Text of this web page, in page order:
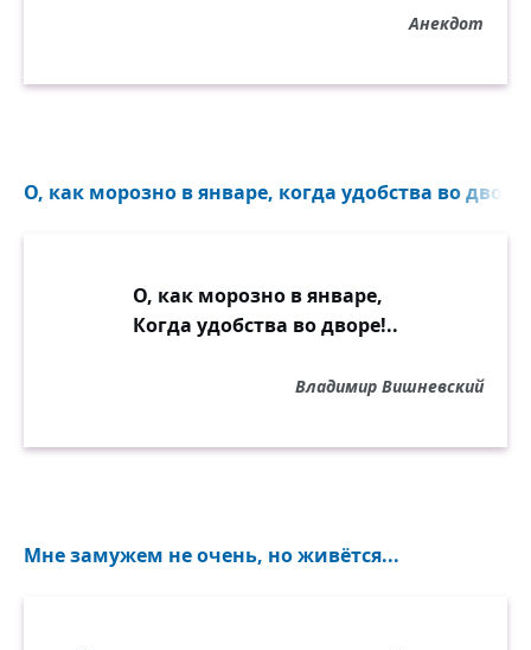
Анекдот
О, как морозно в январе, когда удобства во
О, как морозно в январе,
Когда удобства во дворе!..
Владимир Вишневский
Мне замужем не очень, но живётся...